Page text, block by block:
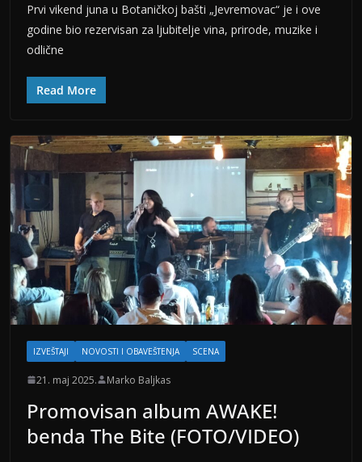
Prvi vikend juna u Botaničkoj bašti „Jevremovac“ je i ove
godine bio rezervisan za ljubitelje vina, prirode, muzike i
odlične
Read More
IZVEŠTAJI NOVOSTI I OBAVEŠTENJA SCENA
21. maj 2025. Marko Baljkas
Promovisan album AWAKE!
benda The Bite (FOTO/VIDEO)